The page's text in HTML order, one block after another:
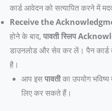
कार्ड आवेदन को सत्यापित करने में
Receive the
होने के बाद, पावती स्लिप
डाउनलोड और सेव कर लें। पैन कार्ड
है।
आप इसपावतीका उपयोग
लिए कर सकते हैं।